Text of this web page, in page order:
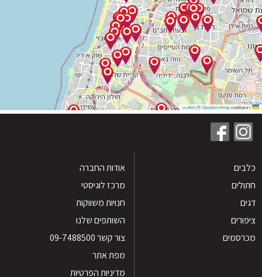
|©OpenStreetMap
אודות החברה
מרכז לוגיסטי
חנויות משווקות
השותפים שלנו
צור קשר 09-7488500
מפת אתר
מדיניות הפרטיות